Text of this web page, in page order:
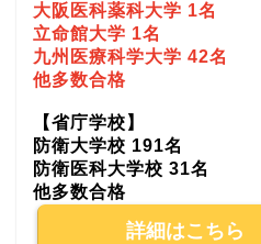
大阪医科薬科大学 1名
立命館大学 1名
九州医療科学大学 42名
他多数合格
【省庁学校】
防衛大学校 191名
防衛医科大学校 31名
他多数合格
詳細はこちら